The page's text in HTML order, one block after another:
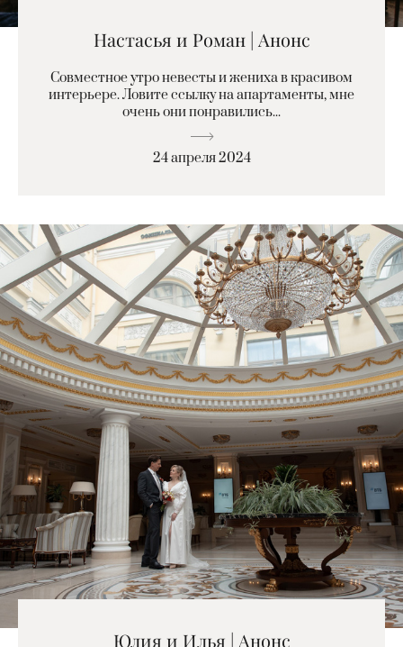
Настасья и Роман | Анонс
Совместное утро невесты и жениха в красивом
интерьере. Ловите ссылку на апартаменты, мне
очень они понравились...
24 апреля 2024
Юлия и Илья | Анонс